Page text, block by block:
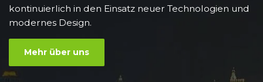
kontinuierlich in den Einsatz neuer Technologien und
modernes Design.
Mehr über uns